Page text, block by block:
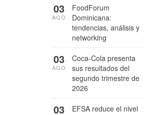
FoodForum
Dominicana:
tendencias, análisis y
networking
03
AGO
Coca-Cola presenta
sus resultados del
segundo trimestre de
2026
03
AGO
EFSA reduce el nivel
03